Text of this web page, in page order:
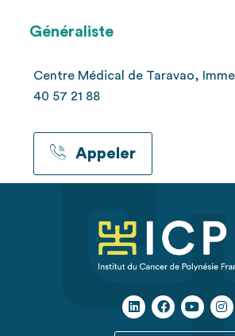
Généraliste
Centre Médical de Taravao,
40 57 21 88
Appeler